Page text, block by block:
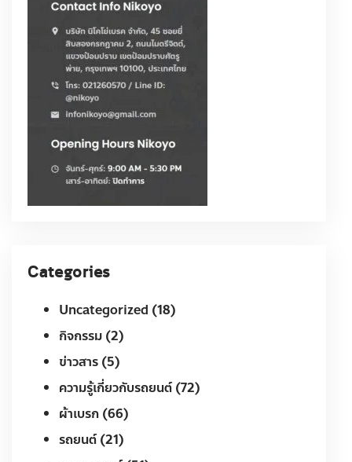
Categories
Uncategorized(18)
กิจกรรม(2)
(5)
ความรู้เกี่ยวกับรถยนต์
ผ้าเบรก(66)